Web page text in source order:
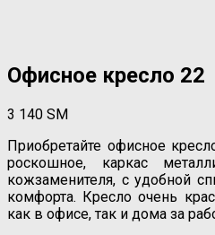
Oфисное кресло 22
3 140 ЅМ
Приобретайте офисное
роскошное, каркас
кожзаменителя, с удобной
комфорта. Кресло очень
как в офисе, так и дома за